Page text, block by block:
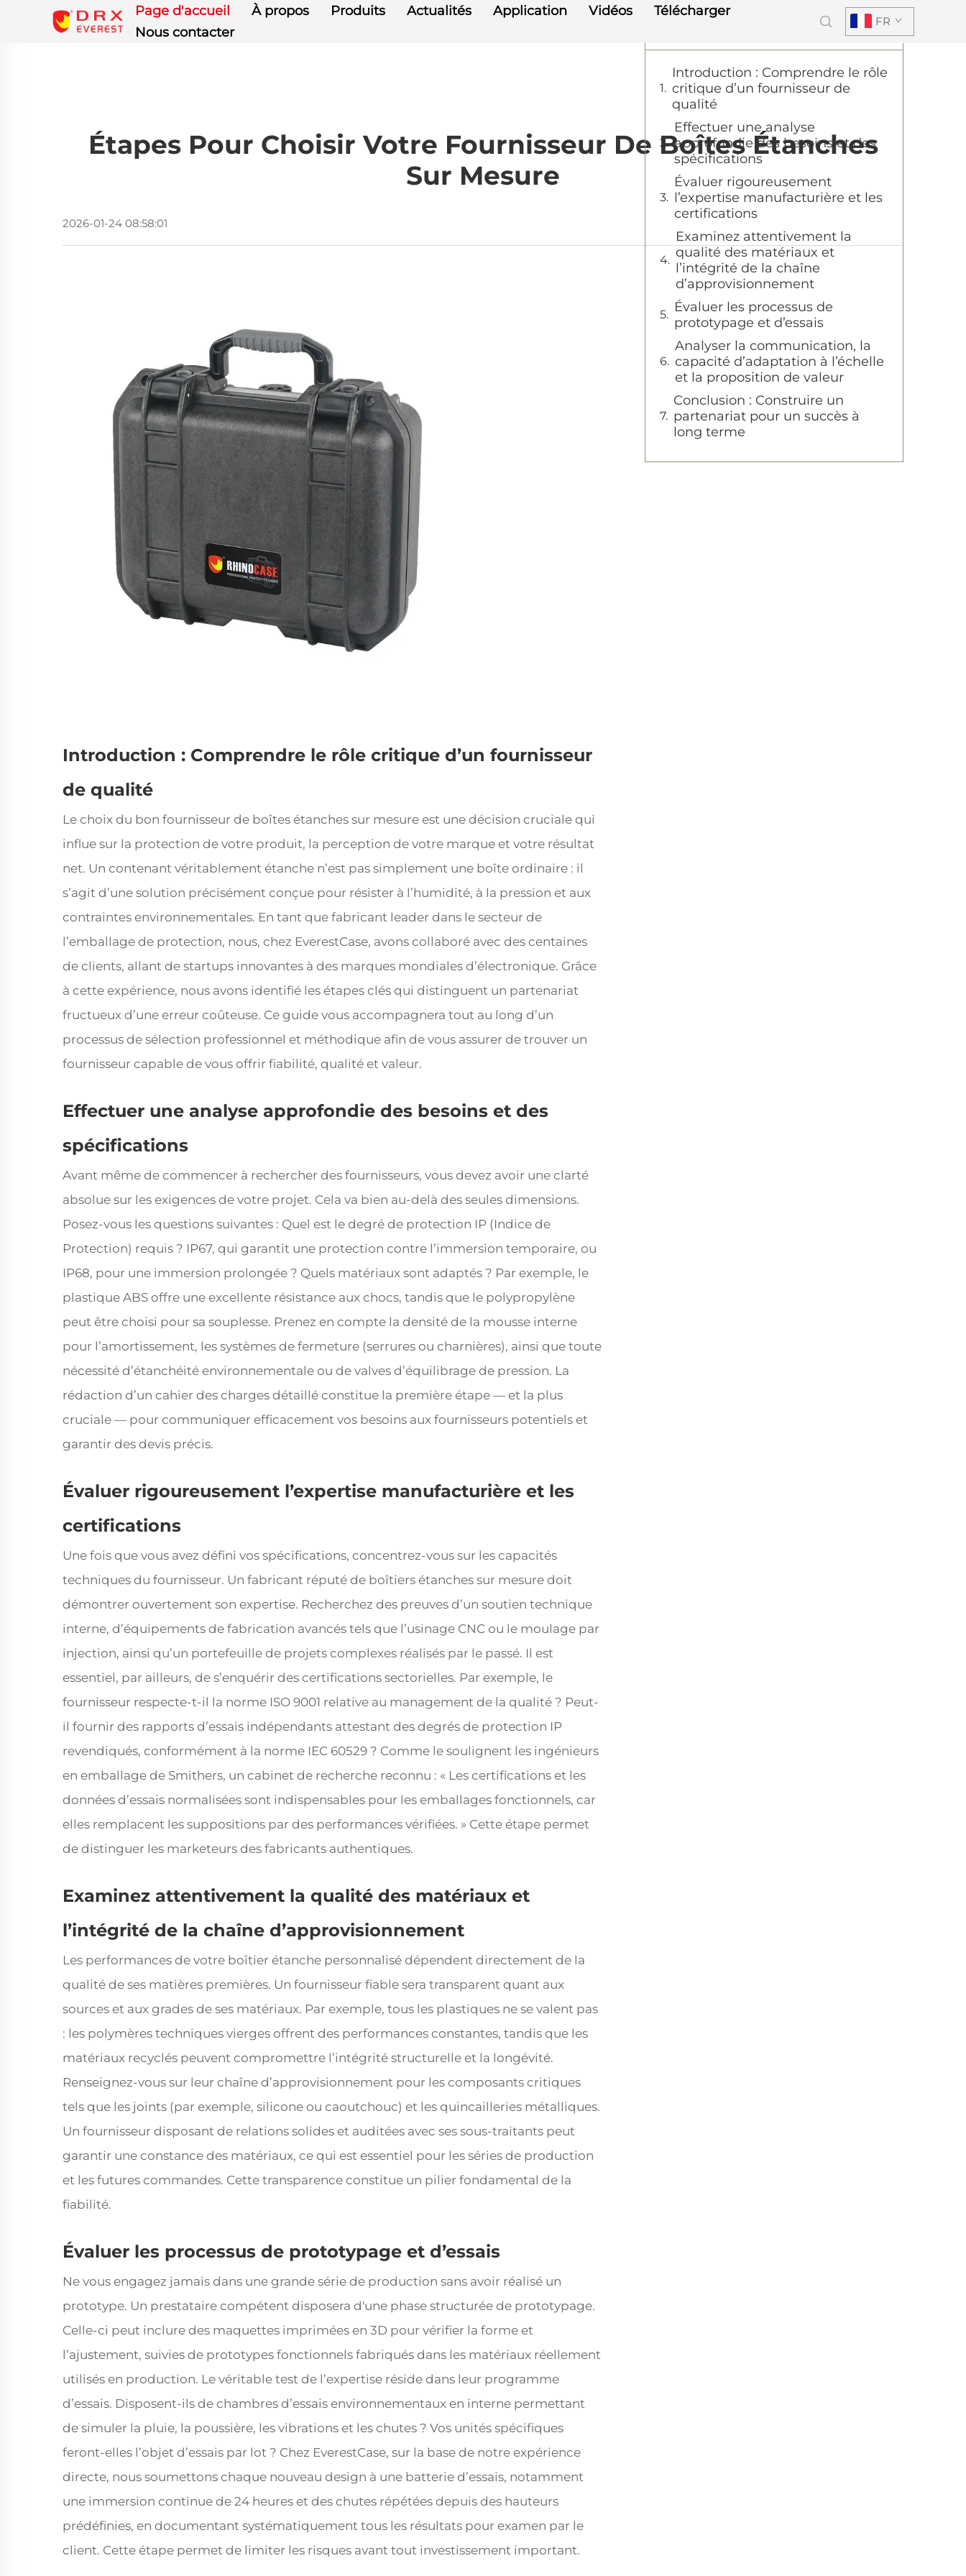
Page d'accueil À propos Produits Actualités Application Vidéos
Télécharger
Nous contacter
FR
Étapes Pour Choisir Votre Fournisseur De Boîtes Étanches
Sur Mesure
2026-01-24 08:58:01
Introduction : Comprendre le rôle critique d’un fournisseur
de qualité
Le choix du bon fournisseur de boîtes étanches sur mesure est une décision cruciale qui
influe sur la protection de votre produit, la perception de votre marque et votre résultat
net. Un contenant véritablement étanche n’est pas simplement une boîte ordinaire : il
s’agit d’une solution précisément conçue pour résister à l’humidité, à la pression et aux
contraintes environnementales. En tant que fabricant leader dans le secteur de
l’emballage de protection, nous, chez EverestCase, avons collaboré avec des centaines
de clients, allant de startups innovantes à des marques mondiales d’électronique. Grâce
à cette expérience, nous avons identifié les étapes clés qui distinguent un partenariat
fructueux d’une erreur coûteuse. Ce guide vous accompagnera tout au long d’un
processus de sélection professionnel et méthodique afin de vous assurer de trouver un
fournisseur capable de vous offrir fiabilité, qualité et valeur.
Effectuer une analyse approfondie des besoins et des
spécifications
Avant même de commencer à rechercher des fournisseurs, vous devez avoir une clarté
absolue sur les exigences de votre projet. Cela va bien au-delà des seules dimensions.
Posez-vous les questions suivantes : Quel est le degré de protection IP (Indice de
Protection) requis ? IP67, qui garantit une protection contre l’immersion temporaire, ou
IP68, pour une immersion prolongée ? Quels matériaux sont adaptés ? Par exemple, le
plastique ABS offre une excellente résistance aux chocs, tandis que le polypropylène
peut être choisi pour sa souplesse. Prenez en compte la densité de la mousse interne
pour l’amortissement, les systèmes de fermeture (serrures ou charnières), ainsi que toute
nécessité d’étanchéité environnementale ou de valves d’équilibrage de pression. La
rédaction d’un cahier des charges détaillé constitue la première étape — et la plus
cruciale — pour communiquer efficacement vos besoins aux fournisseurs potentiels et
garantir des devis précis.
Évaluer rigoureusement l’expertise manufacturière et les
certifications
Une fois que vous avez défini vos spécifications, concentrez-vous sur les capacités
techniques du fournisseur. Un fabricant réputé de boîtiers étanches sur mesure doit
démontrer ouvertement son expertise. Recherchez des preuves d’un soutien technique
interne, d’équipements de fabrication avancés tels que l’usinage CNC ou le moulage par
injection, ainsi qu’un portefeuille de projets complexes réalisés par le passé. Il est
essentiel, par ailleurs, de s’enquérir des certifications sectorielles. Par exemple, le
fournisseur respecte-t-il la norme ISO 9001 relative au management de la qualité ? Peut-
il fournir des rapports d’essais indépendants attestant des degrés de protection IP
revendiqués, conformément à la norme IEC 60529 ? Comme le soulignent les ingénieurs
en emballage de Smithers, un cabinet de recherche reconnu : « Les certifications et les
données d’essais normalisées sont indispensables pour les emballages fonctionnels, car
elles remplacent les suppositions par des performances vérifiées. » Cette étape permet
de distinguer les marketeurs des fabricants authentiques.
Examinez attentivement la qualité des matériaux et
l’intégrité de la chaîne d’approvisionnement
Les performances de votre boîtier étanche personnalisé dépendent directement de la
qualité de ses matières premières. Un fournisseur fiable sera transparent quant aux
sources et aux grades de ses matériaux. Par exemple, tous les plastiques ne se valent pas
: les polymères techniques vierges offrent des performances constantes, tandis que les
matériaux recyclés peuvent compromettre l’intégrité structurelle et la longévité.
Renseignez-vous sur leur chaîne d’approvisionnement pour les composants critiques
tels que les joints (par exemple, silicone ou caoutchouc) et les quincailleries métalliques.
Un fournisseur disposant de relations solides et auditées avec ses sous-traitants peut
garantir une constance des matériaux, ce qui est essentiel pour les séries de production
et les futures commandes. Cette transparence constitue un pilier fondamental de la
fiabilité.
Évaluer les processus de prototypage et d’essais
Ne vous engagez jamais dans une grande série de production sans avoir réalisé un
prototype. Un prestataire compétent disposera d'une phase structurée de prototypage.
Celle-ci peut inclure des maquettes imprimées en 3D pour vérifier la forme et
l’ajustement, suivies de prototypes fonctionnels fabriqués dans les matériaux réellement
utilisés en production. Le véritable test de l’expertise réside dans leur programme
d’essais. Disposent-ils de chambres d’essais environnementaux en interne permettant
de simuler la pluie, la poussière, les vibrations et les chutes ? Vos unités spécifiques
feront-elles l’objet d’essais par lot ? Chez EverestCase, sur la base de notre expérience
directe, nous soumettons chaque nouveau design à une batterie d’essais, notamment
une immersion continue de 24 heures et des chutes répétées depuis des hauteurs
prédéfinies, en documentant systématiquement tous les résultats pour examen par le
client. Cette étape permet de limiter les risques avant tout investissement important.
Introduction : Comprendre le rôle
critique d’un fournisseur de
qualité
Effectuer une analyse
approfondie des besoins et des
spécifications
Évaluer rigoureusement
l’expertise manufacturière et les
certifications
Examinez attentivement la
qualité des matériaux et
l’intégrité de la chaîne
d’approvisionnement
Évaluer les processus de
prototypage et d’essais
Analyser la communication, la
capacité d’adaptation à l’échelle
et la proposition de valeur
Conclusion : Construire un
partenariat pour un succès à
long terme